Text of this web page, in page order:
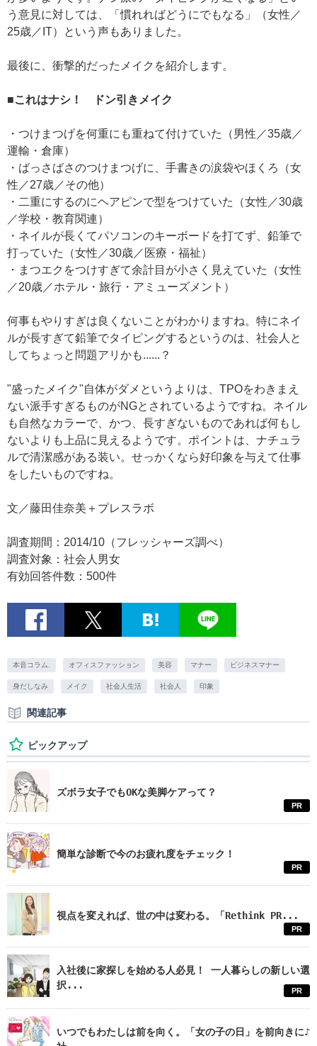
う意見に対しては、「慣れればどうにでもなる」（女性／
25歳／IT）という声もありました。
最後に、衝撃的だったメイクを紹介します。
■これはナシ！ ドン引きメイク
・つけまつげを何重にも重ねて付けていた（男性／35歳／
運輸・倉庫）
・ばっさばさのつけまつげに、手書きの涙袋やほくろ（女
性／27歳／その他）
・二重にするのにヘアピンで型をつけていた（女性／30歳
／学校・教育関連）
・ネイルが長くてパソコンのキーボードを打てず、鉛筆で
打っていた（女性／30歳／医療・福祉）
・まつエクをつけすぎて余計目が小さく見えていた（女性
／20歳／ホテル・旅行・アミューズメント）
何事もやりすぎは良くないことがわかりますね。特にネイ
ルが長すぎて鉛筆でタイピングするというのは、社会人と
してちょっと問題アリかも......？
"盛ったメイク"自体がダメというよりは、TPOをわきまえ
ない派手すぎるものがNGとされているようですね。ネイル
も自然なカラーで、かつ、長すぎないものであれば何もし
ないよりも上品に見えるようです。ポイントは、ナチュラ
ルで清潔感がある装い。せっかくなら好印象を与えて仕事
をしたいものですね。
文／藤田佳奈美＋プレスラボ
調査期間：2014/10（フレッシャーズ調べ）
調査対象：社会人男女
有効回答件数：500件
本音コラム. オフィスファッション 美容 マナー ビジネスマナー
身だしなみ メイク 社会人生活 社会人 印象
関連記事
ピックアップ
ズボラ女子でもOKな美脚ケアって？
PR
簡単な診断で今のお疲れ度をチェック！
PR
視点を変えれば、世の中は変わる。「Rethink PR...
PR
入社後に家探しを始める人必見！ 一人暮らしの新しい選
択...
PR
いつでもわたしは前を向く。「女の子の日」を前向きに♪